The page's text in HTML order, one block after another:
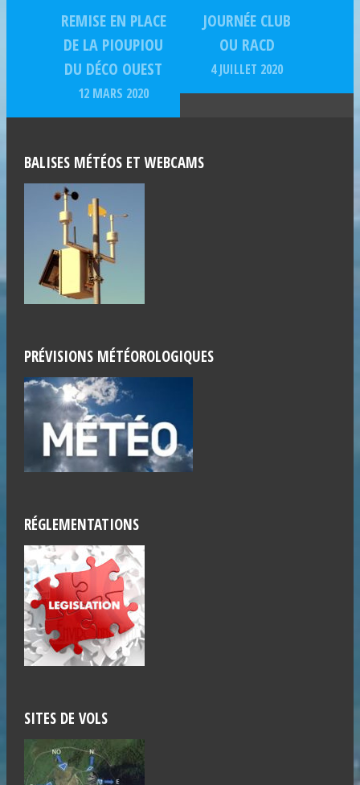
REMISE EN PLACE
DE LA PIOUPIOU
DU DÉCO OUEST
12 MARS 2020
JOURNÉE CLUB
OU RACD
4 JUILLET 2020
BALISES MÉTÉOS ET WEBCAMS
PRÉVISIONS MÉTÉOROLOGIQUES
RÉGLEMENTATIONS
SITES DE VOLS